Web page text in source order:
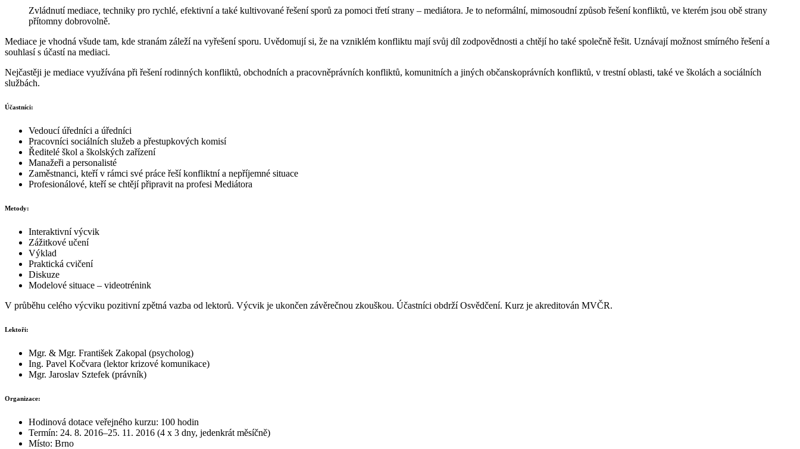
Zvládnutí mediace, techniky pro rychlé, efektivní a také kultivované řešení sporů za pomoci třetí strany – mediátora. Je to neformální, mimosoudní způsob řešení konfliktů, ve kterém jsou obě strany
přítomny dobrovolně.
Mediace je vhodná všude tam, kde stranám záleží na vyřešení sporu. Uvědomují si, že na vzniklém konfliktu mají svůj díl zodpovědnosti a chtějí ho také společně řešit. Uznávají možnost smírného řešení a
souhlasí s účastí na mediaci.
Nejčastěji je mediace využívána při řešení rodinných konfliktů, obchodních a pracovněprávních konfliktů, komunitních a jiných občanskoprávních konfliktů, v trestní oblasti, také ve školách a sociálních
službách.
Účastníci:
Vedoucí úředníci a úředníci
Pracovníci sociálních služeb a přestupkových komisí
Ředitelé škol a školských zařízení
Manažeři a personalisté
Zaměstnanci, kteří v rámci své práce řeší konfliktní a nepříjemné situace
Profesionálové, kteří se chtějí připravit na profesi Mediátora
Metody:
Interaktivní výcvik
Zážitkové učení
Výklad
Praktická cvičení
Diskuze
Modelové situace – videotrénink
V průběhu celého výcviku pozitivní zpětná vazba od lektorů. Výcvik je ukončen závěrečnou zkouškou. Účastníci obdrží Osvědčení. Kurz je akreditován MVČR.
Lektoři:
Mgr. & Mgr. František Zakopal (psycholog)
Ing. Pavel Kočvara (lektor krizové komunikace)
Mgr. Jaroslav Sztefek (právník)
Organizace:
Hodinová dotace veřejného kurzu: 100 hodin
Termín: 24. 8. 2016–25. 11. 2016 (4 x 3 dny, jedenkrát měsíčně)
Místo: Brno